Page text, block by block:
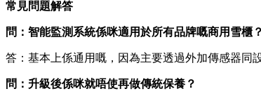
常見問題解答
問：智能監測系統係咪適用於所有品牌嘅商用雪櫃？
答：基本上係通用嘅，因為主要透過外加傳感器同
問：升級後係咪就唔使再做傳統保養？